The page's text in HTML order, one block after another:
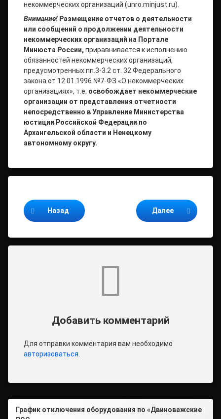
некоммерческих организаций (unro.minjust.ru).
Внимание! Размещение отчетов о деятельности
или сообщений о продолжении деятельности
некоммерческих организаций на Портале
Минюста России, приравнивается к исполнению
обязанностей некоммерческих организаций,
предусмотренных пп.3-3.2 ст. 32 Федерального
закона от 12.01.1996 №7-ФЗ «О некоммерческих
организациях», т.е. освобождает некоммерческие
организации от представления отчетности
непосредственно в Управление Министерства
юстиции Российской Федерации по
Архангельской области и Ненецкому
автономному округу.
Назад Далее
Добавить комментарий
Для отправки комментария вам необходимо
авторизоваться
График отключения оборудования по «Двиноважские